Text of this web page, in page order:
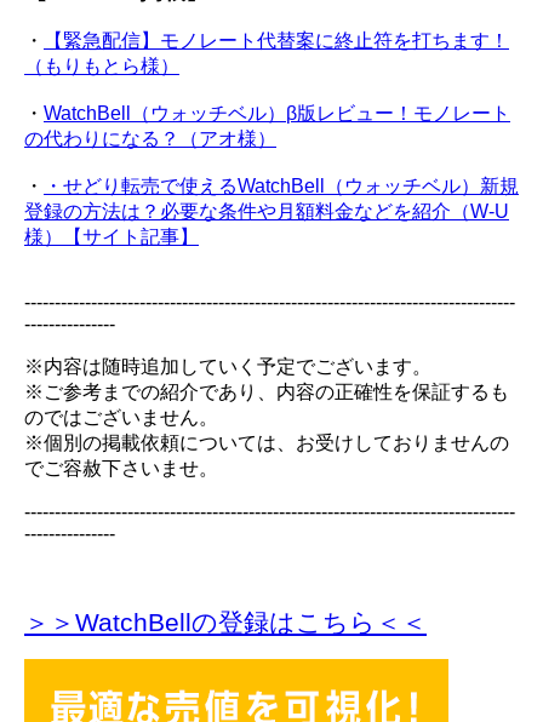
・
【緊急配信】モノレート代替案に終止符を打ちます！
（もりもとら様）
・ WatchBell（ウォッチベル）β版レビュー！モノレート
の代わりになる？（アオ様）
・
・せどり転売で使えるWatchBell（ウォッチベル）新規
登録の方法は？必要な条件や月額料金などを紹介（W-U
様）【サイト記事】
---------------------------------------------------------------------------------
---------------
※内容は随時追加していく予定でございます。
※ご参考までの紹介であり、内容の正確性を保証するも
のではございません。
※個別の掲載依頼については、お受けしておりませんの
でご容赦下さいませ。
---------------------------------------------------------------------------------
---------------
＞＞WatchBellの登録はこちら＜＜